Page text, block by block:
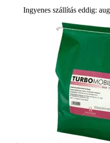
Ingyenes szállítás eddig: